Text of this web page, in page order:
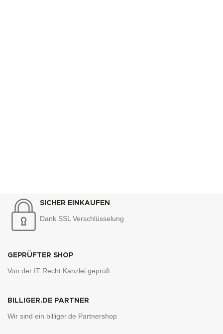
SICHER EINKAUFEN
Dank SSL Verschlüsselung
GEPRÜFTER SHOP
Von der IT Recht Kanzlei geprüft
BILLIGER.DE PARTNER
Wir sind ein billiger.de Partnershop